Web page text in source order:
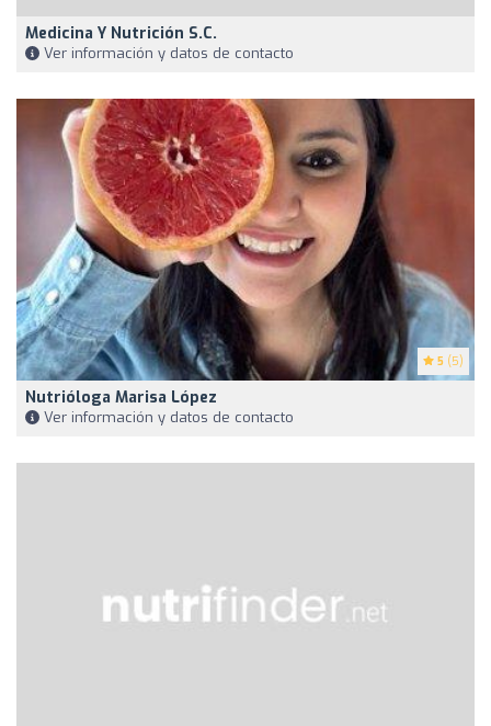
Medicina Y Nutrición S.C.
Ver información y datos de contacto
5 (5)
Nutrióloga Marisa López
Ver información y datos de contacto